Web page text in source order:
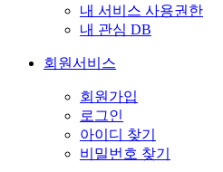
내 서비스 사용권한
내 관심 DB
회원서비스
회원가입
로그인
아이디 찾기
비밀번호 찾기